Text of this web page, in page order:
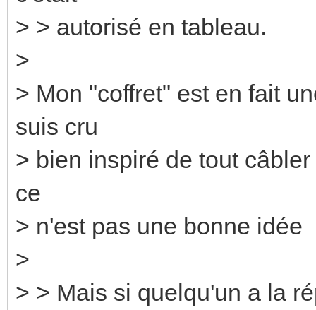
> > autorisé en tableau.
>
> Mon "coffret" est en fait
suis cru
> bien inspiré de tout
ce
> n'est pas une bonne idée
>
> > Mais si quelqu'un a la